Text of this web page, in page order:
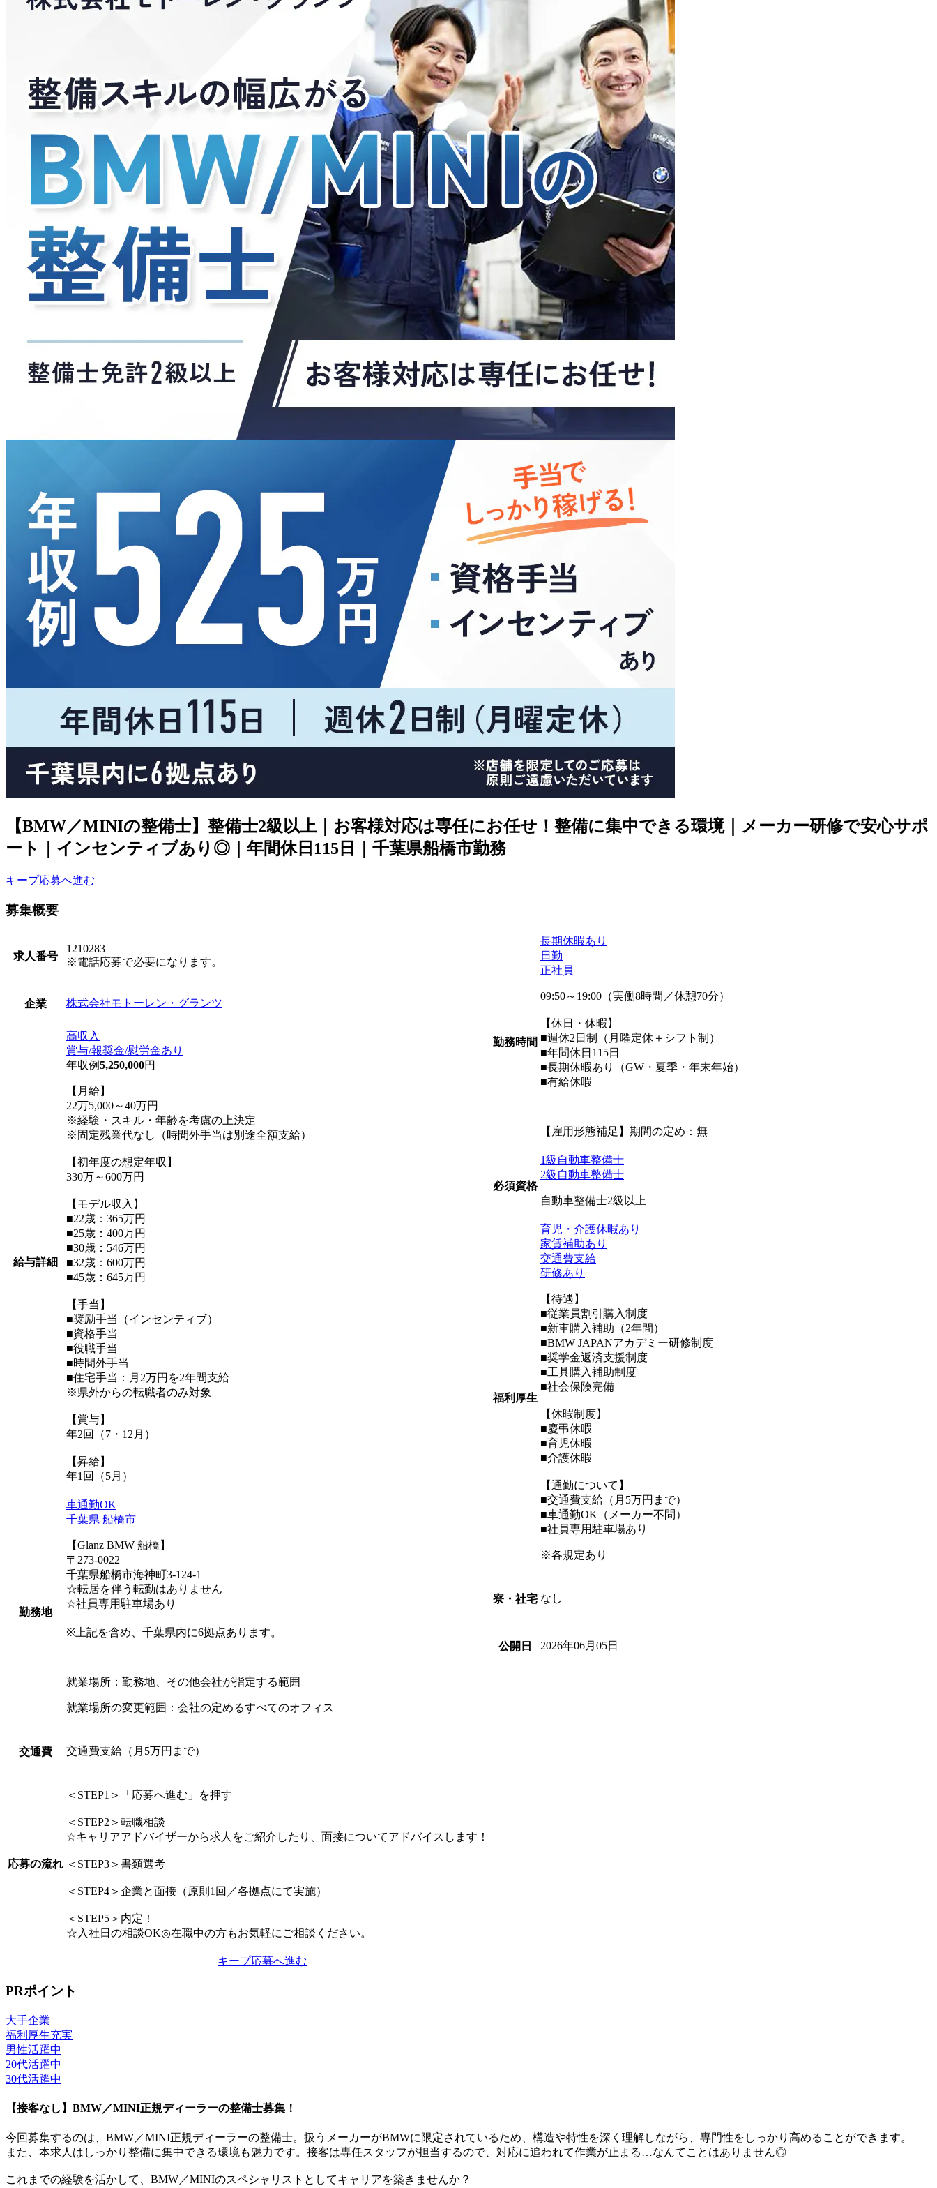
【BMW／MINIの整備士】整備士2級以上｜お客様対応は専任にお任せ！整備に集中できる環境｜メーカー研修で安心サポ
ート｜インセンティブあり◎｜年間休日115日｜千葉県船橋市勤務
キープ応募へ進む
募集概要
求人番号
1210283
※電話応募で必要になります。
企業 株式会社モトーレン・グランツ
給与詳細
高収入
賞与/報奨金/慰労金あり
年収例5,250,000円
【月給】
22万5,000～40万円
※経験・スキル・年齢を考慮の上決定
※固定残業代なし（時間外手当は別途全額支給）
【初年度の想定年収】
330万～600万円
【モデル収入】
■22歳：365万円
■25歳：400万円
■30歳：546万円
■32歳：600万円
■45歳：645万円
【手当】
■奨励手当（インセンティブ）
■資格手当
■役職手当
■時間外手当
■住宅手当：月2万円を2年間支給
※県外からの転職者のみ対象
【賞与】
年2回（7・12月）
【昇給】
年1回（5月）
勤務地
車通勤OK
千葉県 船橋市
【Glanz BMW 船橋】
〒273-0022
千葉県船橋市海神町3-124-1
☆転居を伴う転勤はありません
☆社員専用駐車場あり
※上記を含め、千葉県内に6拠点あります。
就業場所：勤務地、その他会社が指定する範囲
就業場所の変更範囲：会社の定めるすべてのオフィス
交通費 交通費支給（月5万円まで）
応募の流れ
＜STEP1＞「応募へ進む」を押す
＜STEP2＞転職相談
☆キャリアアドバイザーから求人をご紹介したり、面接についてアドバイスします！
＜STEP3＞書類選考
＜STEP4＞企業と面接（原則1回／各拠点にて実施）
＜STEP5＞内定！
☆入社日の相談OK◎在職中の方もお気軽にご相談ください。
勤務時間
長期休暇あり
日勤
正社員
09:50～19:00（実働8時間／休憩70分）
【休日・休暇】
■週休2日制（月曜定休＋シフト制）
■年間休日115日
■長期休暇あり（GW・夏季・年末年始）
■有給休暇
【雇用形態補足】期間の定め：無
必須資格
1級自動車整備士
2級自動車整備士
自動車整備士2級以上
福利厚生
育児・介護休暇あり
家賃補助あり
交通費支給
研修あり
【待遇】
■従業員割引購入制度
■新車購入補助（2年間）
■BMW JAPANアカデミー研修制度
■奨学金返済支援制度
■工具購入補助制度
■社会保険完備
【休暇制度】
■慶弔休暇
■育児休暇
■介護休暇
【通勤について】
■交通費支給（月5万円まで）
■車通勤OK（メーカー不問）
■社員専用駐車場あり
※各規定あり
寮・社宅 なし
公開日 2026年06月05日
キープ応募へ進む
PRポイント
大手企業
福利厚生充実
男性活躍中
20代活躍中
30代活躍中
【接客なし】BMW／MINI正規ディーラーの整備士募集！
今回募集するのは、BMW／MINI正規ディーラーの整備士。扱うメーカーがBMWに限定されているため、構造や特性を深く理解しながら、専門性をしっかり高めることができます。
また、本求人はしっかり整備に集中できる環境も魅力です。接客は専任スタッフが担当するので、対応に追われて作業が止まる…なんてことはありません◎
これまでの経験を活かして、BMW／MINIのスペシャリストとしてキャリアを築きませんか？